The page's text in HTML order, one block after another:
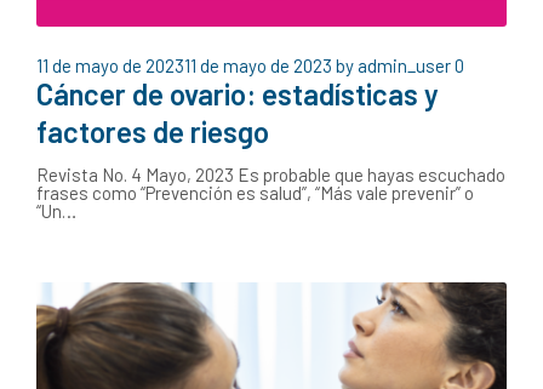
11 de mayo de 202311 de mayo de 2023 by admin_user0
Cáncer de ovario: estadísticas y
factores de riesgo
Revista No. 4 Mayo, 2023 Es probable que hayas escuchado
frases como “Prevención es salud”, “Más vale prevenir” o
“Un…